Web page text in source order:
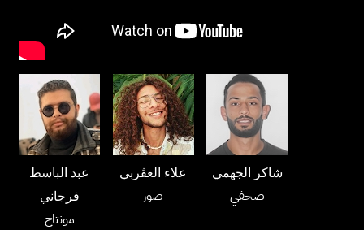
عبد الباسط
فرجاني
مونتاج
علاء العڤربي
صور
شاكر الجهمي
صحفي